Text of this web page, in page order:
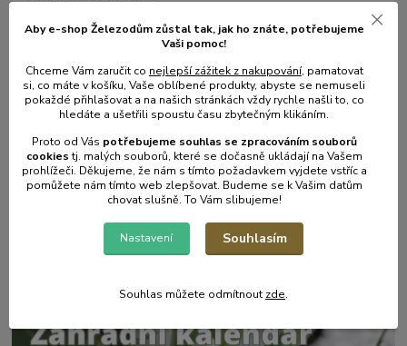
Zahradní postřikovače - skvělý pomocník na zahradu.
Aby e-shop Železodům zůstal tak, jak ho znáte, potřebujeme
Vaši pomoc!
Chceme Vám zaručit co nejlepší zážitek z nakupování, pamatovat
si, co máte v košíku, Vaše oblíbené produkty, abyste se nemuseli
pokaždé přihlašovat a na našich stránkách vždy rychle našli to, co
hledáte a ušetřili spoustu času zbytečným klikáním.
Proto od Vás potřebujeme souhlas se zpracováním souborů
cookiestj. malých souborů, které se dočasně ukládají na Vašem
prohlížeči. Děkujeme, že nám s tímto požadavkem vyjdete vstříc a
pomůžete nám tímto web zlepšovat. Budeme se k Vašim datům
chovat slušně. To Vám slibujeme!
Nastavení Souhlasím
Souhlas můžete odmítnout zde.